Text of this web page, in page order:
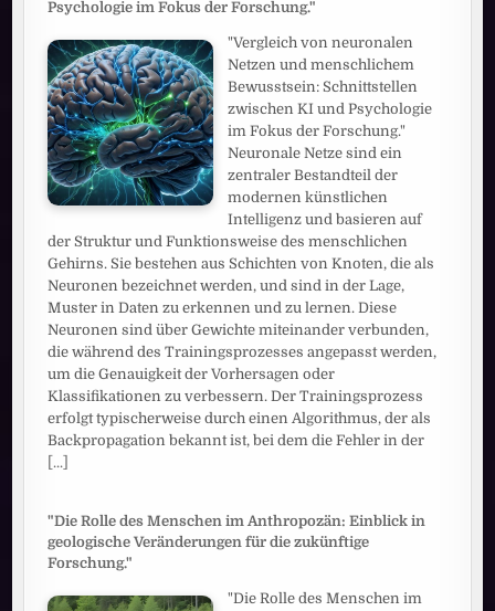
Psychologie im Fokus der Forschung."
"Vergleich von neuronalen
Netzen und menschlichem
Bewusstsein: Schnittstellen
zwischen KI und Psychologie
im Fokus der Forschung."
Neuronale Netze sind ein
zentraler Bestandteil der
modernen künstlichen
Intelligenz und basieren auf
der Struktur und Funktionsweise des menschlichen
Gehirns. Sie bestehen aus Schichten von Knoten, die als
Neuronen bezeichnet werden, und sind in der Lage,
Muster in Daten zu erkennen und zu lernen. Diese
Neuronen sind über Gewichte miteinander verbunden,
die während des Trainingsprozesses angepasst werden,
um die Genauigkeit der Vorhersagen oder
Klassifikationen zu verbessern. Der Trainingsprozess
erfolgt typischerweise durch einen Algorithmus, der als
Backpropagation bekannt ist, bei dem die Fehler in der
[...]
"Die Rolle des Menschen im Anthropozän: Einblick in
geologische Veränderungen für die zukünftige
Forschung."
"Die Rolle des Menschen im